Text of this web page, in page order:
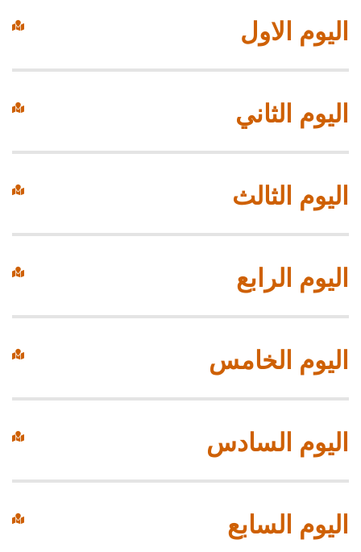
اليوم الاول
اليوم الثاني
اليوم الثالث
اليوم الرابع
اليوم الخامس
اليوم السادس
اليوم السابع